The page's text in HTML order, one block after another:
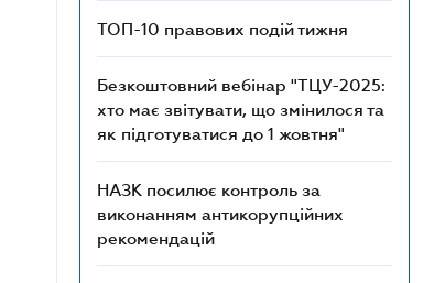
ТОП-10 правових подій тижня
Безкоштовний вебінар "ТЦУ-2025:
хто має звітувати, що змінилося та
як підготуватися до 1 жовтня"
НАЗК посилює контроль за
виконанням антикорупційних
рекомендацій